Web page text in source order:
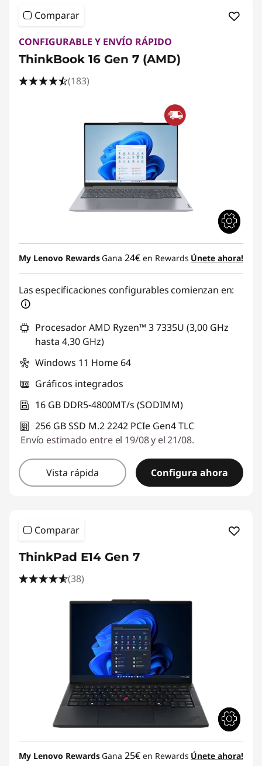
Comparar
CONFIGURABLE Y ENVÍO RÁPIDO
ThinkBook 16 Gen 7 (AMD)
(183)
My Lenovo Rewards Gana 24€ en Rewards Únete ahora!
Las especificaciones configurables comienzan en:
Procesador AMD Ryzen™ 3 7335U (3,00 GHz
hasta 4,30 GHz)
Windows 11 Home 64
Gráficos integrados
16 GB DDR5-4800MT/s (SODIMM)
256 GB SSD M.2 2242 PCIe Gen4 TLC
Envío estimado entre el 19/08 y el 21/08.
Vista rápida Configura ahora
Comparar
ThinkPad E14 Gen 7
(38)
My Lenovo Rewards Gana 25€ en Rewards Únete ahora!